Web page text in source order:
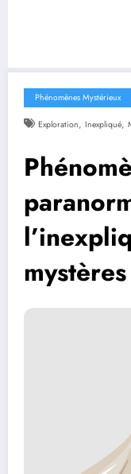
Phénomènes Mystérieux
Exploration, Inexpliqué,
mystères